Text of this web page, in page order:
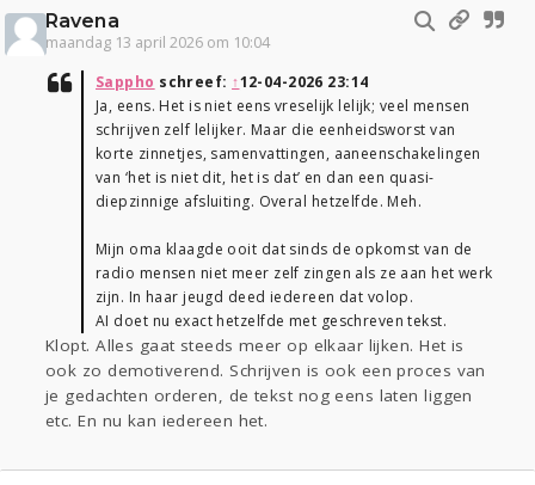
Ravena
maandag 13 april 2026 om 10:04
Sappho schreef: ↑12-04-2026 23:14
Ja, eens. Het is niet eens vreselijk lelijk; veel mensen
schrijven zelf lelijker. Maar die eenheidsworst van
korte zinnetjes, samenvattingen, aaneenschakelingen
van ‘het is niet dit, het is dat’ en dan een quasi-
diepzinnige afsluiting. Overal hetzelfde. Meh.
Mijn oma klaagde ooit dat sinds de opkomst van de
radio mensen niet meer zelf zingen als ze aan het werk
zijn. In haar jeugd deed iedereen dat volop.
AI doet nu exact hetzelfde met geschreven tekst.
Klopt. Alles gaat steeds meer op elkaar lijken. Het is
ook zo demotiverend. Schrijven is ook een proces van
je gedachten orderen, de tekst nog eens laten liggen
etc. En nu kan iedereen het.